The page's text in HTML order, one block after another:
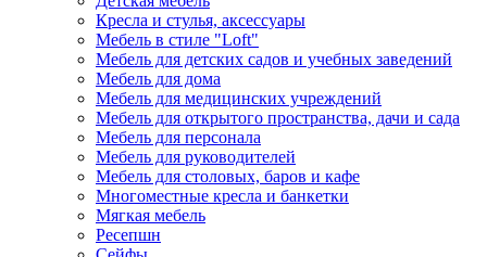
Кресла и стулья, аксессуары
Мебель в стиле "Loft"
Мебель для детских садов и учебных заведений
Мебель для дома
Мебель для медицинских учреждений
Мебель для открытого пространства, дачи и сада
Мебель для персонала
Мебель для руководителей
Мебель для столовых, баров и кафе
Многоместные кресла и банкетки
Мягкая мебель
Ресепшн